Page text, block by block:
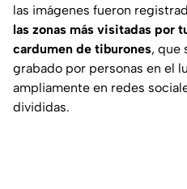
las imágenes fueron
las zonas más visitadas por
cardumen de tiburones, que
grabado por personas en el
ampliamente en redes
divididas.